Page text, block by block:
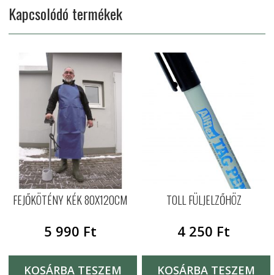
Kapcsolódó termékek
FEJŐKÖTÉNY KÉK 80X120CM
5 990 Ft
KOSÁRBA TESZEM
TOLL FÜLJELZŐHÖZ
4 250 Ft
KOSÁRBA TESZEM